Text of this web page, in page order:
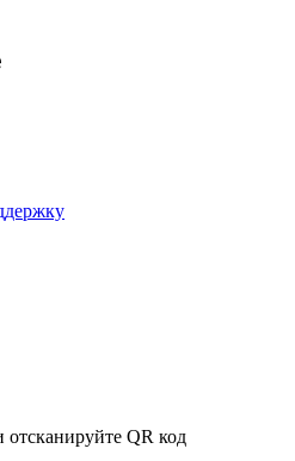
отсканируйте QR код